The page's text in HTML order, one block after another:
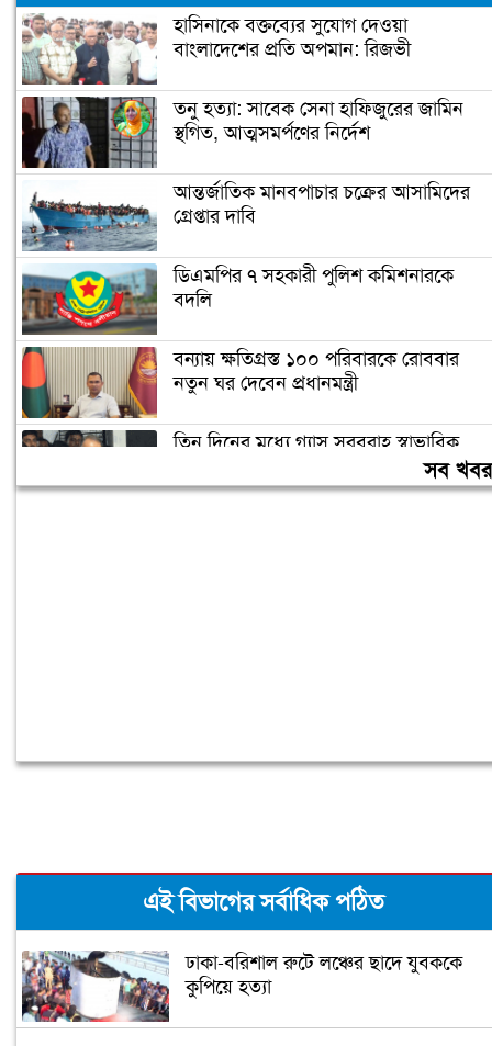
হাসিনাকে বক্তব্যের সুযোগ দেওয়া
বাংলাদেশের প্রতি অপমান: রিজভী
তনু হত্যা: সাবেক সেনা হাফিজুরের জামিন
স্থগিত, আত্মসমর্পণের নির্দেশ
আন্তর্জাতিক মানবপাচার চক্রের আসামিদের
গ্রেপ্তার দাবি
ডিএমপির ৭ সহকারী পুলিশ কমিশনারকে
বদলি
বন্যায় ক্ষতিগ্রস্ত ১০০ পরিবারকে রোববার
নতুন ঘর দেবেন প্রধানমন্ত্রী
তিন দিনের মধ্যে গ্যাস সরবরাহ স্বাভাবিক
সব
এই বিভাগের সর্বাধিক পঠিত
ঢাকা-বরিশাল রুটে লঞ্চের ছাদে যুবককে
কুপিয়ে হত্যা